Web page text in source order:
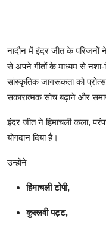
नादौन में इंदर जीत के परिजनों
से अपने गीतों के माध्यम से नशा-
सांस्कृतिक जागरूकता को
सकारात्मक सोच बढ़ाने और
इंदर जीत ने हिमाचली कला,
योगदान दिया है।
उन्होंने—
हिमाचली टोपी,
कुल्लवी पट्ट,